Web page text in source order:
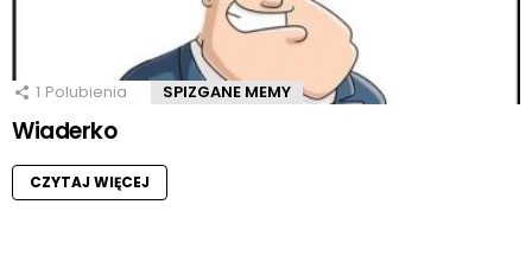
1 Polubienia SPIZGANE MEMY
Wiaderko
CZYTAJ WIĘCEJ